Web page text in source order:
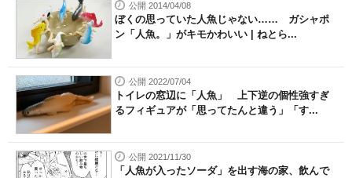
公開 2014/04/08
ぼくの思っていた人魚じゃない…… ガシャポ
ン「人魚。」がキモかわいい | ねとら...
公開 2022/07/04
トイレの窓辺に「人魚」 上下逆の個性強すぎ
るフィギュアが「思ってたんと違う」「す...
公開 2021/11/30
「人魚が入ったソーダ」を出す海の家、飲んで